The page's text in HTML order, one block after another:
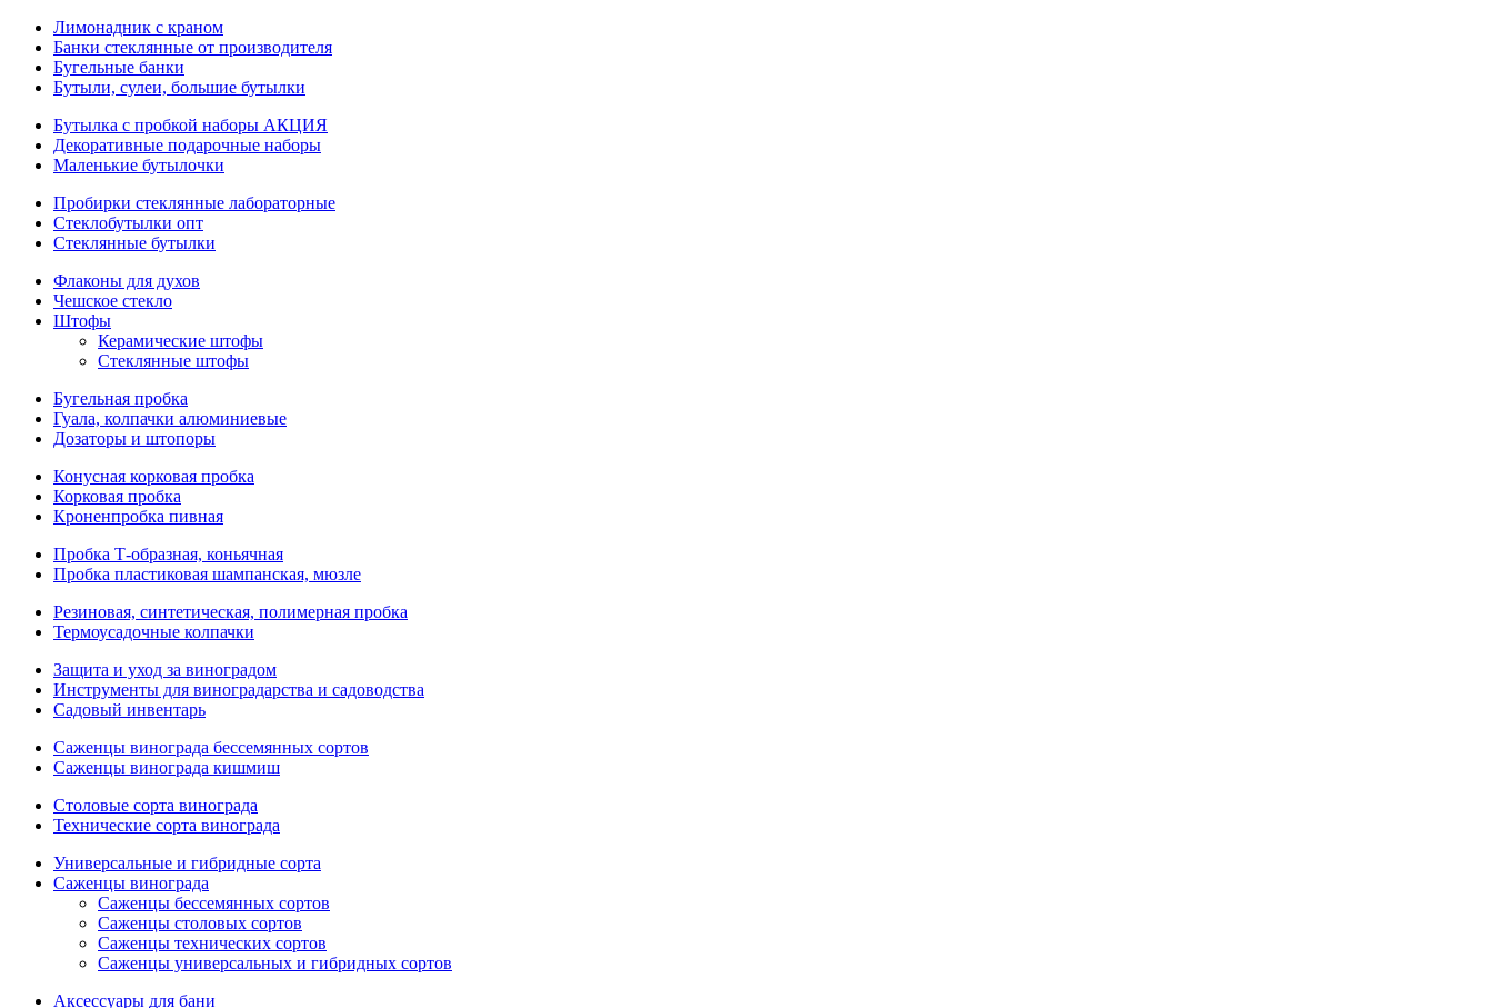
Лимонадник с краном
Банки стеклянные от производителя
Бугельные банки
Бутыли, сулеи, большие бутылки
Бутылка с пробкой наборы АКЦИЯ
Декоративные подарочные наборы
Маленькие бутылочки
Пробирки стеклянные лабораторные
Стеклобутылки опт
Стеклянные бутылки
Флаконы для духов
Чешское стекло
Штофы
Керамические штофы
Стеклянные штофы
Бугельная пробка
Гуала, колпачки алюминиевые
Дозаторы и штопоры
Конусная корковая пробка
Корковая пробка
Кроненпробка пивная
Пробка Т-образная, коньячная
Пробка пластиковая шампанская, мюзле
Резиновая, синтетическая, полимерная пробка
Термоусадочные колпачки
Защита и уход за виноградом
Инструменты для виноградарства и садоводства
Садовый инвентарь
Саженцы винограда бессемянных сортов
Саженцы винограда кишмиш
Столовые сорта винограда
Технические сорта винограда
Универсальные и гибридные сорта
Саженцы винограда
Саженцы бессемянных сортов
Саженцы столовых сортов
Саженцы технических сортов
Саженцы универсальных и гибридных сортов
Аксессуары для бани